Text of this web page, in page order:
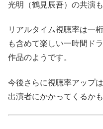
光明（鶴見辰吾）の共演
リアルタイム視聴率は一
も含めて楽しい一時間ド
作品のようです。
今後さらに視聴率アップ
出演者にかかってくるか